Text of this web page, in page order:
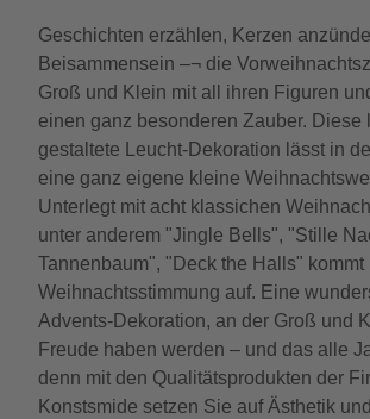
Geschichten erzählen, Kerzen
Beisammensein –¬ die
Groß und Klein mit all ihren Figuren
einen ganz besonderen Zauber. Diese
gestaltete Leucht-Dekoration lässt in
eine ganz eigene kleine
Unterlegt mit acht klassichen
unter anderem "Jingle Bells", "Stille
Tannenbaum", "Deck the Halls" kommt
Weihnachtsstimmung auf. Eine
Advents-Dekoration, an der Groß und
Freude haben werden – und das alle
denn mit den Qualitätsprodukten der
Konstsmide setzen Sie auf Ästhetik und